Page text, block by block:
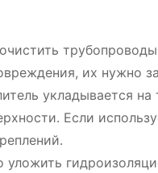
их нужно
укладывается на
Если